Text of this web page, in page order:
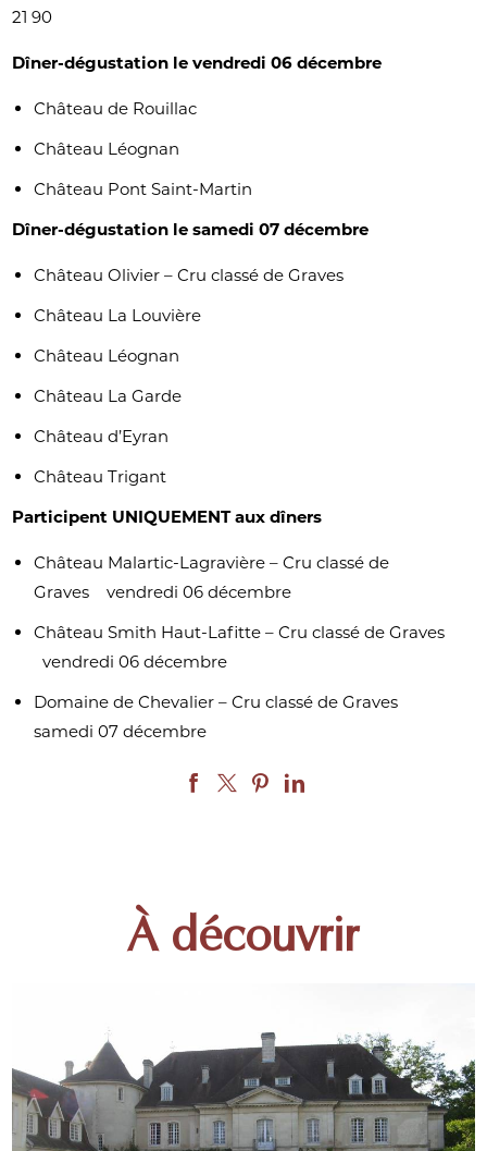
21 90
Dîner-dégustation le vendredi 06 décembre
Château de Rouillac
Château Léognan
Château Pont Saint-Martin
Dîner-dégustation le samedi 07 décembre
Château Olivier – Cru classé de Graves
Château La Louvière
Château Léognan
Château La Garde
Château d’Eyran
Château Trigant
Participent UNIQUEMENT aux dîners
Château Malartic-Lagravière – Cru classé de
Graves vendredi 06 décembre
Château Smith Haut-Lafitte – Cru classé de Graves
vendredi 06 décembre
Domaine de Chevalier – Cru classé de Graves
samedi 07 décembre
À découvrir